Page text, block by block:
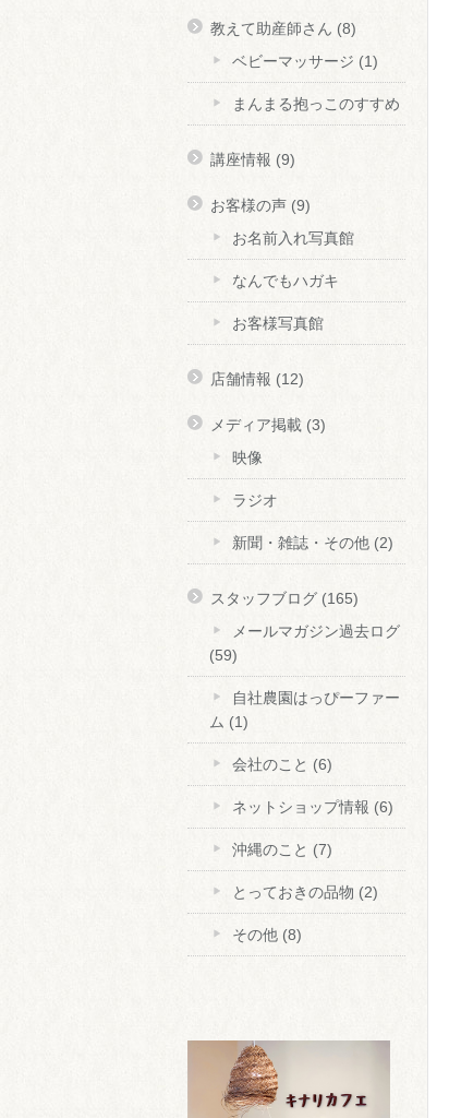
教えて助産師さん (8)
ベビーマッサージ (1)
まんまる抱っこのすすめ
講座情報 (9)
お客様の声 (9)
お名前入れ写真館
なんでもハガキ
お客様写真館
店舗情報 (12)
メディア掲載 (3)
映像
ラジオ
新聞・雑誌・その他 (2)
スタッフブログ (165)
メールマガジン過去ログ
(59)
自社農園はっぴーファー
ム (1)
会社のこと (6)
ネットショップ情報 (6)
沖縄のこと (7)
とっておきの品物 (2)
その他 (8)